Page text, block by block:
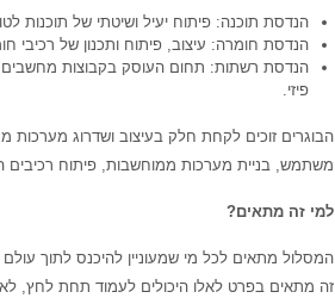
הנדסת תוכנה: פיתוח יעיל ושיטתי של תוכנות
הנדסת חומרה: עיצוב, פיתוח ותכנון של רכיבי
הנדסת רשתות: תחום העוסק בקבוצות מחשבים
פיזי.
הבוגרים זוכים לקחת חלק בעיצוב ושדרוג מערכות
משתמש, בניית מערכות ממוחשבות, פיתוח רכיבים
למי זה מתאים?
המסלול מתאים לכל מי שמעוניין להיכנס לתוך
זה מתאים בפרט לאלו היכולים לעמוד תחת לחץ,